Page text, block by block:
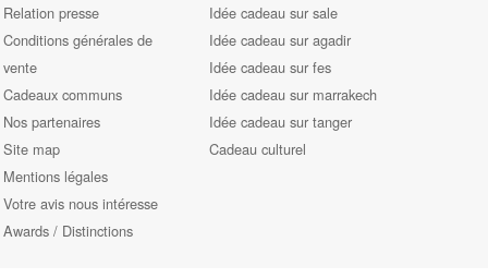
Relation presse
Conditions générales de
vente
Cadeaux communs
Nos partenaires
Site map
Mentions légales
Votre avis nous intéresse
Awards / Distinctions
Idée cadeau sur sale
Idée cadeau sur agadir
Idée cadeau sur fes
Idée cadeau sur marrakech
Idée cadeau sur tanger
Cadeau culturel